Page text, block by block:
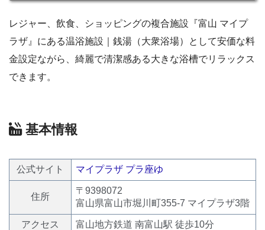
レジャー、飲食、ショッピングの複合施設『富山 マイプ
ラザ』にある温浴施設｜銭湯（大衆浴場）として安価な料
金設定ながら、綺麗で清潔感ある大きな浴槽でリラックス
できます。
基本情報
公式サイト マイプラザ プラ座ゆ
住所
〒9398072
富山県富山市堀川町355-7 マイプラザ3階
アクセス 富山地方鉄道 南富山駅 徒歩10分